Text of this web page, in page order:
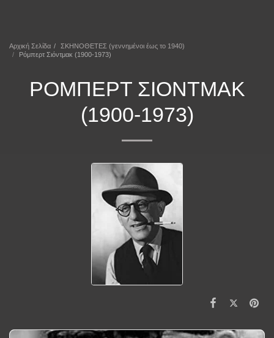
Αρχική Σελίδα
ΣΚΗΝΟΘΕΤΕΣ (γεννημένοι έως το 1940)
Ρόμπερτ Σιόντμακ (1900-1973)
ΡΌΜΠΕΡΤ ΣΙΌΝΤΜΑΚ
(1900-1973)